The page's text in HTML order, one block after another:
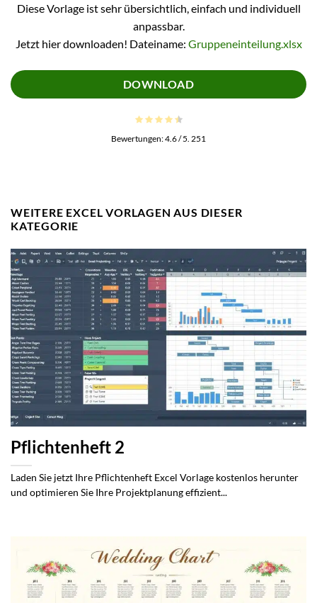
Diese Vorlage ist sehr übersichtlich, einfach und individuell
anpassbar.
Jetzt hier downloaden! Dateiname: Gruppeneinteilung.xlsx
DOWNLOAD
Bewertungen:4.6/ 5. 251
WEITERE EXCEL VORLAGEN AUS DIESER
KATEGORIE
Pflichtenheft 2
Laden Sie jetzt Ihre Pflichtenheft Excel Vorlage kostenlos herunter
und optimieren Sie Ihre Projektplanung effizient...